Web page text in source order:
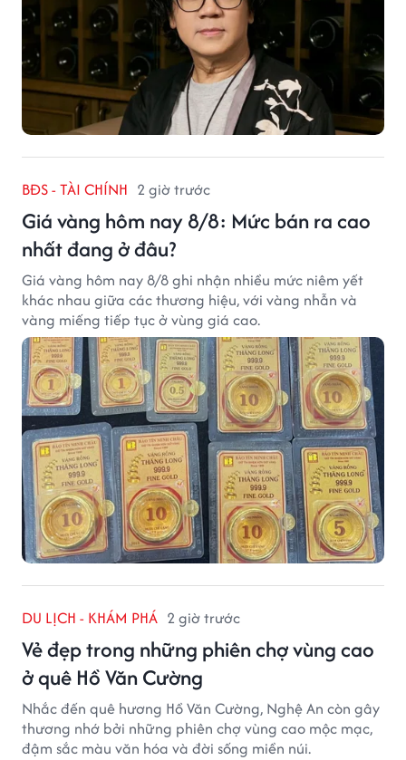
BĐS - TÀI CHÍNH 2 giờ trước
Giá vàng hôm nay 8/8: Mức bán ra cao
nhất đang ở đâu?
Giá vàng hôm nay 8/8 ghi nhận nhiều mức niêm yết
khác nhau giữa các thương hiệu, với vàng nhẫn và
vàng miếng tiếp tục ở vùng giá cao.
DU LỊCH - KHÁM PHÁ 2 giờ trước
Vẻ đẹp trong những phiên chợ vùng cao
ở quê Hồ Văn Cường
Nhắc đến quê hương Hồ Văn Cường, Nghệ An còn gây
thương nhớ bởi những phiên chợ vùng cao mộc mạc,
đậm sắc màu văn hóa và đời sống miền núi.